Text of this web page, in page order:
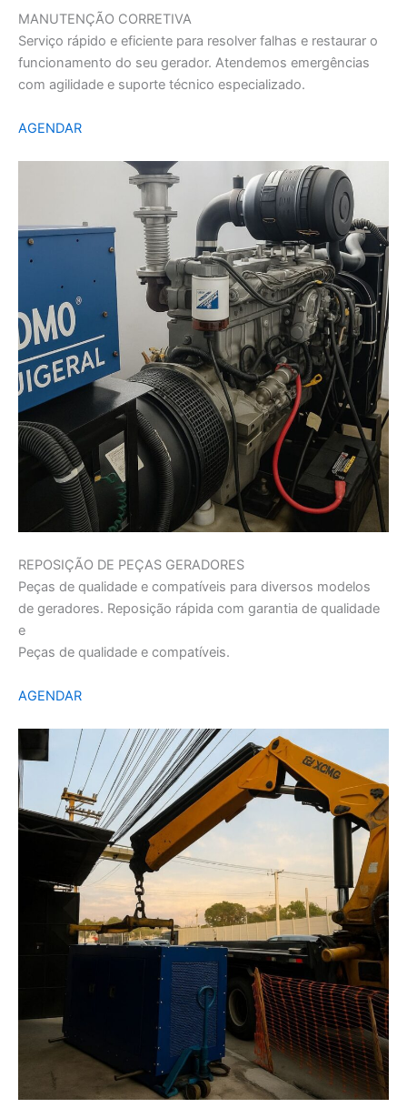
MANUTENÇÃO CORRETIVA
Serviço rápido e eficiente para resolver falhas e restaurar o
funcionamento do seu gerador. Atendemos emergências
com agilidade e suporte técnico especializado.
AGENDAR
REPOSIÇÃO DE PEÇAS GERADORES
Peças de qualidade e compatíveis para diversos modelos
de geradores. Reposição rápida com garantia de qualidade
e
Peças de qualidade e compatíveis.
AGENDAR